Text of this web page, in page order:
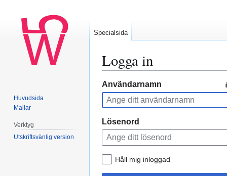
Logga in
Hoppa
till
navigering
Hoppa
till
sök
Användarnamn
Lösenord
Håll mig inloggad
Specialsida
Huvudsida
Mallar
Verktyg
Utskriftsvänlig version